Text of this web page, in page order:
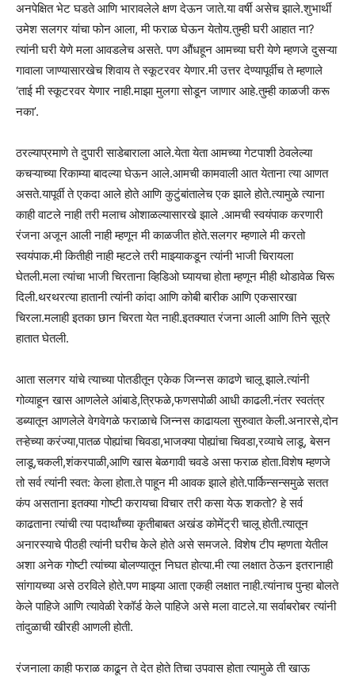
अनपेक्षित भेट घडते आणि भारावलेले क्षण देऊन जाते.या वर्षी असेच झाले.शुभार्थी
उमेश सलगर यांचा फोन आला, मी फराळ घेऊन येतोय.तुम्ही घरी आहात ना?
त्यांनी घरी येणे मला आवडलेच असते. पण औंधहून आमच्या घरी येणे म्हणजे दुसऱ्या
गावाला जाण्यासारखेच शिवाय ते स्कूटरवर येणार.मी उत्तर देण्यापूर्वीच ते म्हणाले
‘ताई मी स्कूटरवर येणार नाही.माझा मुलगा सोडून जाणार आहे.तुम्ही काळजी करू
नका’.
ठरल्याप्रमाणे ते दुपारी साडेबाराला आले.येता येता आमच्या गेटपाशी ठेवलेल्या
कचऱ्याच्या रिकाम्या बादल्या घेऊन आले.आमची कामवाली आत येताना त्या आणत
असते.यापूर्वी ते एकदा आले होते आणि कुटुंबांतालेच एक झाले होते.त्यामुळे त्याना
काही वाटले नाही तरी मलाच ओशाळल्यासारखे झाले .आमची स्वयंपाक करणारी
रंजना अजून आली नाही म्हणून मी काळजीत होते.सलगर म्हणाले मी करतो
स्वयंपाक.मी कितीही नाही म्हटले तरी माझ्याकडून त्यांनी भाजी चिरायला
घेतली.मला त्यांचा भाजी चिरताना व्हिडिओ घ्यायचा होता म्हणून मीही थोडावेळ चिरू
दिली.थरथरत्या हातानी त्यांनी कांदा आणि कोबी बारीक आणि एकसारखा
चिरला.मलाही इतका छान चिरता येत नाही.इतक्यात रंजना आली आणि तिने सूत्रे
हातात घेतली.
आता सलगर यांचे त्याच्या पोतडीतून एकेक जिन्नस काढणे चालू झाले.त्यांनी
गोव्याहून खास आणलेले आंबाडे,त्रिफळे,फणसपोळी आधी काढली.नंतर स्वतंत्र
डब्यातून आणलेले वेगवेगळे फराळाचे जिन्नस काढायला सुरुवात केली.अनारसे,दोन
तऱ्हेच्या करंज्या,पातळ पोह्यांचा चिवडा,भाजक्या पोह्यांचा चिवडा,रव्याचे लाडू, बेसन
लाडू,चकली,शंकरपाळी,आणि खास बेळगावी चवडे असा फराळ होता.विशेष म्हणजे
तो सर्व त्यांनी स्वत: केला होता.ते पाहून मी आवक झाले होते.पार्किन्सन्समुळे सतत
कंप असताना इतक्या गोष्टी करायचा विचार तरी कसा येऊ शकतो? हे सर्व
काढताना त्यांची त्या पदार्थांच्या कृतीबाबत अखंड कोमेंट्री चालू होती.त्यातून
अनारस्याचे पीठही त्यांनी घरीच केले होते असे समजले. विशेष टीप म्हणता येतील
अशा अनेक गोष्टी त्यांच्या बोलण्यातून निघत होत्या.मी त्या लक्षात ठेऊन इतरानाही
सांगायच्या असे ठरविले होते.पण माझ्या आता एकही लक्षात नाही.त्यांनाच पुन्हा बोलते
केले पाहिजे आणि त्यावेळी रेकॉर्ड केले पाहिजे असे मला वाटले.या सर्वाबरोबर त्यांनी
तांदुळाची खीरही आणली होती.
रंजनाला काही फराळ काढून ते देत होते तिचा उपवास होता त्यामुळे ती खाऊ